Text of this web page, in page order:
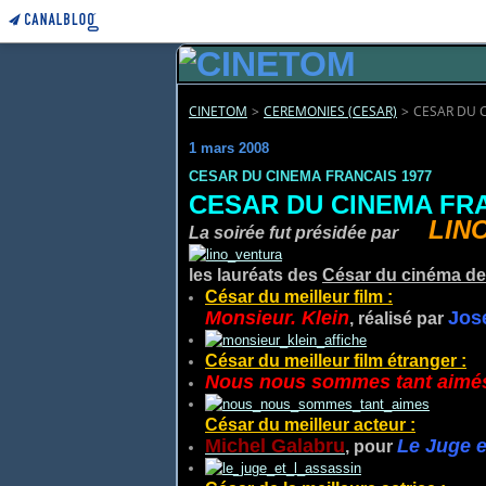
CINETOM > CEREMONIES (CESAR) > CESAR DU
1 mars 2008
CESAR DU CINEMA FRANCAIS 1977
CESAR DU CINEMA
La soirée fut présidée par
les lauréats des César du cinéma
César du meilleur film :
Monsieur. Klein, réalisé par
César du meilleur film étranger :
Nous nous sommes tant
César du meilleur acteur :
Michel Galabru, pour Le Juge